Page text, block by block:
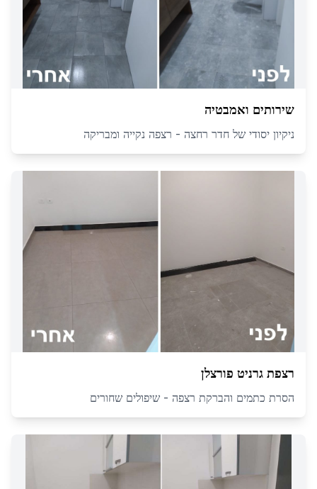
שירותים ואמבטיה
ניקיון יסודי של חדר רחצה - רצפה נקייה ומבריקה
רצפת גרניט פורצלן
הסרת כתמים והברקת רצפה - שיפולים שחורים